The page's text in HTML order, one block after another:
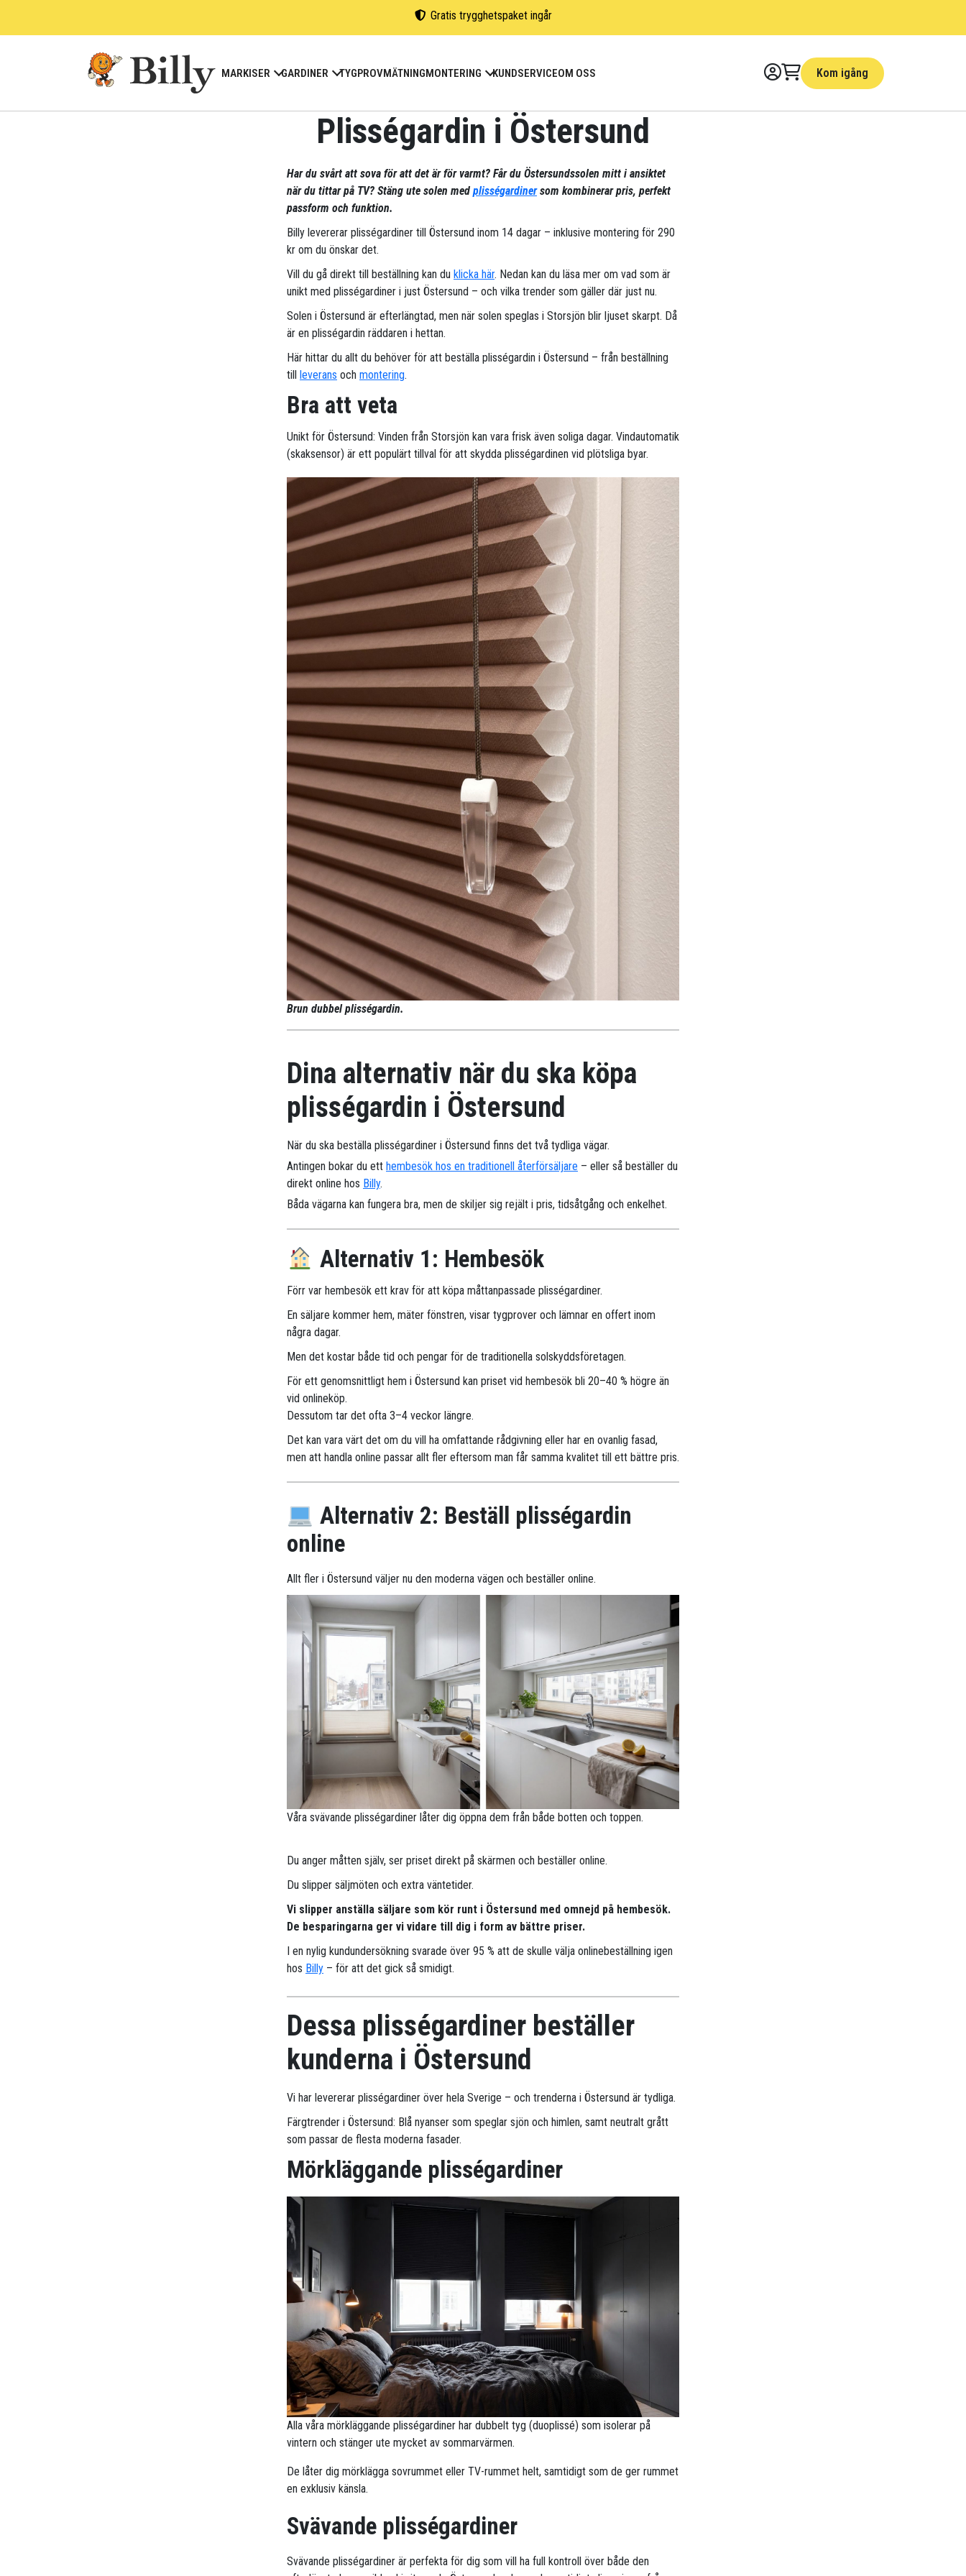
Gratis trygghetspaket ingår
MARKISER GARDINER TYGPROVMÄTNINGMONTERING KUNDSERVICEOM OSS Kom igång
Plisségardin i Östersund
Har du svårt att sova för att det är för varmt? Får du Östersundssolen mitt i ansiktet
när du tittar på TV? Stäng ute solen med plisségardinersom kombinerar pris, perfekt
passform och funktion.
Billy levererar plisségardiner till Östersund inom 14 dagar – inklusive montering för 290
kr om du önskar det.
Vill du gå direkt till beställning kan du klicka här. Nedan kan du läsa mer om vad som är
unikt med plisségardiner i just Östersund – och vilka trender som gäller där just nu.
Solen i Östersund är efterlängtad, men när solen speglas i Storsjön blir ljuset skarpt. Då
är en plisségardin räddaren i hettan.
Här hittar du allt du behöver för att beställa plisségardin i Östersund – från beställning
till
leverans och montering.
Bra att veta
Unikt för Östersund: Vinden från Storsjön kan vara frisk även soliga dagar. Vindautomatik
(skaksensor) är ett populärt tillval för att skydda plisségardinen vid plötsliga byar.
Brun dubbel plisségardin.
Dina alternativ när du ska köpa
plisségardin i Östersund
När du ska beställa plisségardiner i Östersund finns det två tydliga vägar.
Antingen bokar du ett hembesök hos en traditionell återförsäljare – eller så beställer du
direkt online hos Billy.
Båda vägarna kan fungera bra, men de skiljer sig rejält i pris, tidsåtgång och enkelhet.
Alternativ 1: Hembesök
Förr var hembesök ett krav för att köpa måttanpassade plisségardiner.
En säljare kommer hem, mäter fönstren, visar tygprover och lämnar en offert inom
några dagar.
Men det kostar både tid och pengar för de traditionella solskyddsföretagen.
För ett genomsnittligt hem i Östersund kan priset vid hembesök bli 20–40 % högre än
vid onlineköp.
Dessutom tar det ofta 3–4 veckor längre.
Det kan vara värt det om du vill ha omfattande rådgivning eller har en ovanlig fasad,
men att handla online passar allt fler eftersom man får samma kvalitet till ett bättre pris.
Alternativ 2: Beställ plisségardin
online
Allt fler i Östersund väljer nu den moderna vägen och beställer online.
Våra svävande plisségardiner låter dig öppna dem från både botten och toppen.
Du anger måtten själv, ser priset direkt på skärmen och beställer online.
Du slipper säljmöten och extra väntetider.
Vi slipper anställa säljare som kör runt i Östersund med omnejd på hembesök.
De besparingarna ger vi vidare till dig i form av bättre priser.
I en nylig kundundersökning svarade över 95 % att de skulle välja onlinebeställning igen
hos Billy – för att det gick så smidigt.
Dessa plisségardiner beställer
kunderna i Östersund
Vi har levererar plisségardiner över hela Sverige – och trenderna i Östersund är tydliga.
Färgtrender i Östersund: Blå nyanser som speglar sjön och himlen, samt neutralt grått
som passar de flesta moderna fasader.
Mörkläggande plisségardiner
Alla våra mörkläggande plisségardiner har dubbelt tyg (duoplissé) som isolerar på
vintern och stänger ute mycket av sommarvärmen.
De låter dig mörklägga sovrummet eller TV-rummet helt, samtidigt som de ger rummet
en exklusiv känsla.
Svävande plisségardiner
Svävande plisségardiner är perfekta för dig som vill ha full kontroll över både den